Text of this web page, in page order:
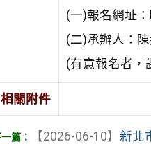
(一)報名網址
(二)承辦人：
(有意報名者，
相關附件
【2026-06-10】新北